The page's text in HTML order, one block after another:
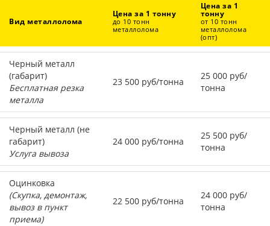
Вид металлолома
Цена за 1 тонну
до 10 тонн
металлолома
Цена за 1
тонну
от 10 тонн
металлолома
(опт)
Черный металл
(габарит)
Бесплатная резка
металла
23 500 руб/тонна
25 000 руб/
тонна
Черный металл (не
габарит)
Услуга вывоза
24 000 руб/тонна
25 500 руб/
тонна
Оцинковка
(Скупка, демонтаж,
вывоз в пункт
приема)
22 500 руб/тонна
24 000 руб/
тонна